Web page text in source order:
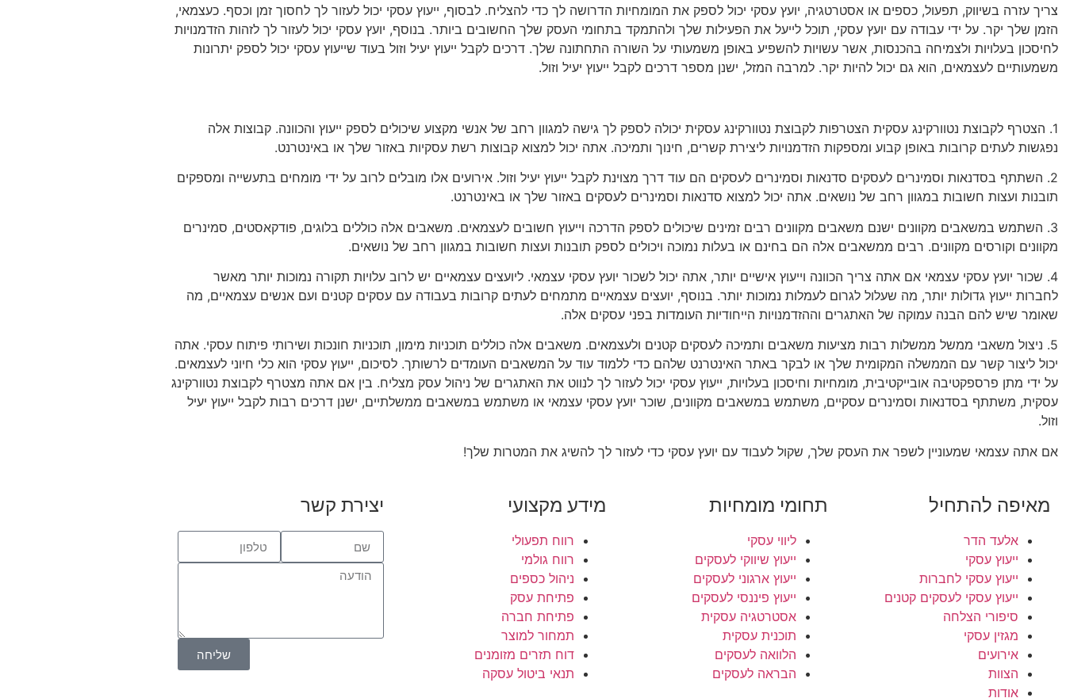
צריך עזרה בשיווק, תפעול, כספים או אסטרטגיה, יועץ עסקי יכול לספק את המומחיות הדרושה לך כדי להצליח. לבסוף, ייעוץ עסקי יכול לעזור לך לחסוך זמן וכסף. כעצמאי,
הזמן שלך יקר. על ידי עבודה עם יועץ עסקי, תוכל לייעל את הפעילות שלך ולהתמקד בתחומי העסק שלך החשובים ביותר. בנוסף, יועץ עסקי יכול לעזור לך לזהות הזדמנויות
לחיסכון בעלויות ולצמיחה בהכנסות, אשר עשויות להשפיע באופן משמעותי על השורה התחתונה שלך. דרכים לקבל ייעוץ יעיל וזול בעוד שייעוץ עסקי יכול לספק יתרונות
משמעותיים לעצמאים, הוא גם יכול להיות יקר. למרבה המזל, ישנן מספר דרכים לקבל ייעוץ יעיל וזול.
1. הצטרף לקבוצת נטוורקינג עסקית הצטרפות לקבוצת נטוורקינג עסקית יכולה לספק לך גישה למגוון רחב של אנשי מקצוע שיכולים לספק ייעוץ והכוונה. קבוצות אלה
נפגשות לעתים קרובות באופן קבוע ומספקות הזדמנויות ליצירת קשרים, חינוך ותמיכה. אתה יכול למצוא קבוצות רשת עסקיות באזור שלך או באינטרנט.
2. השתתף בסדנאות וסמינרים לעסקים סדנאות וסמינרים לעסקים הם עוד דרך מצוינת לקבל ייעוץ יעיל וזול. אירועים אלו מובלים לרוב על ידי מומחים בתעשייה ומספקים
תובנות ועצות חשובות במגוון רחב של נושאים. אתה יכול למצוא סדנאות וסמינרים לעסקים באזור שלך או באינטרנט.
3. השתמש במשאבים מקוונים ישנם משאבים מקוונים רבים זמינים שיכולים לספק הדרכה וייעוץ חשובים לעצמאים. משאבים אלה כוללים בלוגים, פודקאסטים, סמינרים
מקוונים וקורסים מקוונים. רבים ממשאבים אלה הם בחינם או בעלות נמוכה ויכולים לספק תובנות ועצות חשובות במגוון רחב של נושאים.
4. שכור יועץ עסקי עצמאי אם אתה צריך הכוונה וייעוץ אישיים יותר, אתה יכול לשכור יועץ עסקי עצמאי. ליועצים עצמאיים יש לרוב עלויות תקורה נמוכות יותר מאשר
לחברות ייעוץ גדולות יותר, מה שעלול לגרום לעמלות נמוכות יותר. בנוסף, יועצים עצמאיים מתמחים לעתים קרובות בעבודה עם עסקים קטנים ועם אנשים עצמאיים, מה
שאומר שיש להם הבנה עמוקה של האתגרים וההזדמנויות הייחודיות העומדות בפני עסקים אלה.
5. ניצול משאבי ממשל ממשלות רבות מציעות משאבים ותמיכה לעסקים קטנים ולעצמאים. משאבים אלה כוללים תוכניות מימון, תוכניות חונכות ושירותי פיתוח עסקי. אתה
יכול ליצור קשר עם הממשלה המקומית שלך או לבקר באתר האינטרנט שלהם כדי ללמוד עוד על המשאבים העומדים לרשותך. לסיכום, ייעוץ עסקי הוא כלי חיוני לעצמאים.
על ידי מתן פרספקטיבה אובייקטיבית, מומחיות וחיסכון בעלויות, ייעוץ עסקי יכול לעזור לך לנווט את האתגרים של ניהול עסק מצליח. בין אם אתה מצטרף לקבוצת נטוורקינג
עסקית, משתתף בסדנאות וסמינרים עסקיים, משתמש במשאבים מקוונים, שוכר יועץ עסקי עצמאי או משתמש במשאבים ממשלתיים, ישנן דרכים רבות לקבל ייעוץ יעיל
וזול.
אם אתה עצמאי שמעוניין לשפר את העסק שלך, שקול לעבוד עם יועץ עסקי כדי לעזור לך להשיג את המטרות שלך!
מאיפה להתחיל
אלעד הדר
ייעוץ עסקי
ייעוץ עסקי לחברות
ייעוץ עסקי לעסקים קטנים
סיפורי הצלחה
מגזין עסקי
אירועים
הצוות
אודות
תחומי מומחיות
ליווי עסקי
ייעוץ שיווקי לעסקים
ייעוץ ארגוני לעסקים
ייעוץ פיננסי לעסקים
אסטרטגיה עסקית
תוכנית עסקית
הלוואה לעסקים
הבראה לעסקים
מידע מקצועי
רווח תפעולי
רווח גולמי
ניהול כספים
פתיחת עסק
פתיחת חברה
תמחור למוצר
דוח תזרים מזומנים
תנאי ביטול עסקה
יצירת קשר
שליחה